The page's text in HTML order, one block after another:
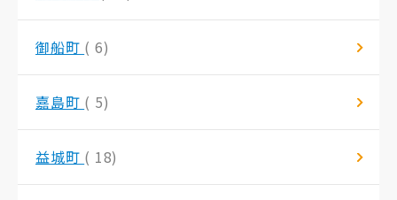
御船町 ( 6)
嘉島町 ( 5)
益城町 ( 18)